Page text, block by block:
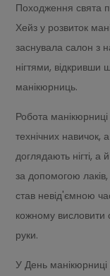
Походження свята
Хейз у розвиток
заснувала салон з
нігтями, відкривши
манікюрниць.
Робота
технічних навичок,
доглядають нігті,
за допомогою
став невід'ємною
кожному висловити
руки.
У День